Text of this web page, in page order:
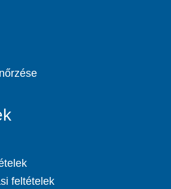
feltételek